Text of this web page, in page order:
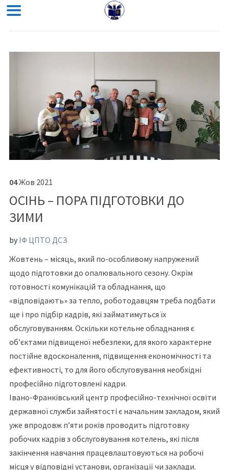
04Жов 2021
ОСІНЬ – ПОРА ПІДГОТОВКИ ДО
ЗИМИ
byІФ ЦПТО ДСЗ
Жовтень – місяць, який по-особливому напружений
щодо підготовки до опалювального сезону. Окрім
готовності комунікацій та обладнання, що
«відповідають» за тепло, роботодавцям треба подбати
ще і про підбір кадрів, які займатимуться їх
обслуговуванням. Оскільки котельне обладнання є
об’єктами підвищеної небезпеки, для якого характерне
постійне вдосконалення, підвищення економічності та
ефективності, то для його обслуговування необхідні
професійно підготовлені кадри.
Івано-Франківський центр професійно-технічної освіти
державної служби зайнятості є начальним закладом, який
уже впродовж п’яти років проводить підготовку
робочих кадрів з обслуговування котелень, які після
закінчення навчання працевлаштовуються на робочі
місця у відповідні установи, організації чи заклади.